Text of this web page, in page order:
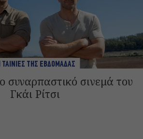
ΤΑΙΝΙΕΣ ΤΗΣ ΕΒΔΟΜΑΔΑΣ
συναρπαστικό σινεμά του
Γκάι Ρίτσι